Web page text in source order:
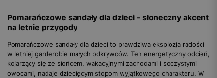
Pomarańczowe sandały dla dzieci – słoneczny akcent
na letnie przygody
Pomarańczowe sandały dla dzieci to prawdziwa eksplozja radości
w letniej garderobie małych odkrywców. Ten energetyczny odcień,
kojarzący się ze słońcem, wakacyjnymi zachodami i soczystymi
owocami, nadaje dziecięcym stopom wyjątkowego charakteru. W